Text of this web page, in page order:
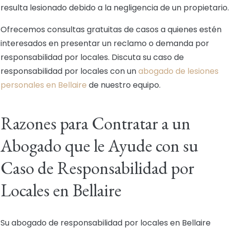
resulta lesionado debido a la negligencia de un propietario.
Ofrecemos consultas gratuitas de casos a quienes estén
interesados en presentar un reclamo o demanda por
responsabilidad por locales. Discuta su caso de
responsabilidad por locales con unabogado de lesiones
personales en Bellaire de nuestro equipo.
Razones para Contratar a un
Abogado que le Ayude con su
Caso de Responsabilidad por
Locales en Bellaire
Su abogado de responsabilidad por locales en Bellaire